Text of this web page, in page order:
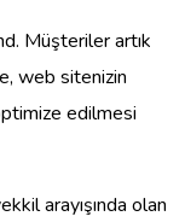
Müşteriler artık
web sitenizin
edilmesi
arayışında olan